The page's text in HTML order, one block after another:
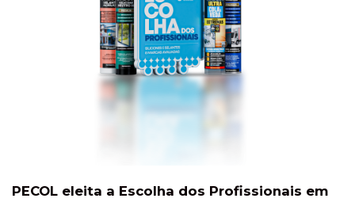
PECOL eleita a Escolha dos Profissionais em